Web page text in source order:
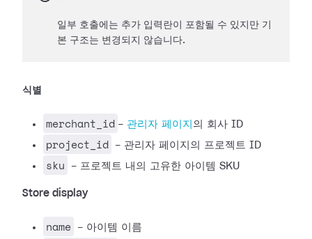
일부 호출에는 추가 입력란이 포함될 수 있지만 기
본 구조는 변경되지 않습니다.
식별
merchant_id - 관리자 페이지 의 회사 ID
project_id - 관리자 페이지의 프로젝트 ID
sku - 프로젝트 내의 고유한 아이템 SKU
Store display
name - 아이템 이름